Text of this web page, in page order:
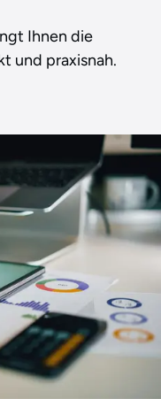
Ihnen die
und praxisnah.